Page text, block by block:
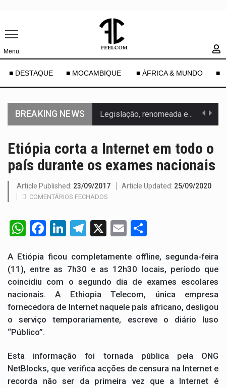
Menu
■ DESTAQUE ■ MOCAMBIQUE ■ ÁFRICA & MUNDO ■
BREAKING NEWS Legislação, renomeada em homenagem ao falecido senador Lindsey Graham, foi…
O Departamento de Estado norte-americano confirmou que cidadãos dos Estados…
A final coloca frente a frente duas equipas que chegaram…
De acordo com as autoridades de saúde da Faixa de…
Cover photo suggestion (in English): A police officer outside a…
O Senado dos Estados Unidos aprovou, no dia 7 de…
Etiópia corta a Internet em todo o
país durante os exames nacionais
Article Published: 23/09/2017 Article Updated: 25/09/2020
COMENTÁRIOS FECHADOS
W
at
s
A
p
p
F
ce
b
o
k
Li
ke
dI
n
T
e
gr
a
m
X
E
ail ar
e
A Etiópia ficou completamente offline, segunda-feira
(11), entre as 7h30 e as 12h30 locais, período que
coincidiu com o segundo dia de exames escolares
nacionais. A Ethiopia Telecom, única empresa
fornecedora de Internet naquele país africano, desligou
o serviço temporariamente, escreve o diário luso
“Público”.
Esta informação foi tornada pública pela ONG
NetBlocks, que verifica acções de censura na Internet e
recorda não ser da primeira vez que a Internet é